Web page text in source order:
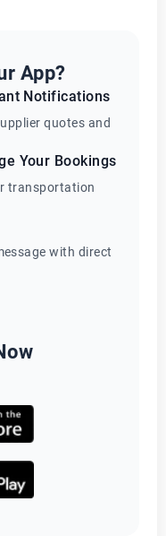
App?
Notifications
quotes and
Your Bookings
transportation
with direct